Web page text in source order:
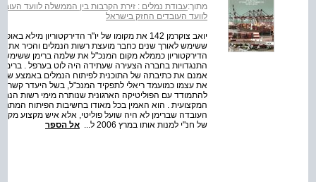
מתוך:עבודת נמלים : זירת הקרבות בין הממשלה לוועד
לוועד העובדים החזק בישראל
יואב צוקרמן 142 את מקומו של יו"ר
ששימש לאורך שנים כחבר מועצת רשות הנמלים והכיר את
הדירקטוריון כממלא מקום המנכ"ל את שלמה ברימן ששימש
התנגדויות בחברה הצעירה שעתידה היה לוט בערפל .
אמנם את כתיבתה של התוכנית לפיתוח הנמלים באמצע
את עצמו כמועמד ריאלי לתפקיד המנכ"ל, בשל היעדר
להתמודד עם הפוליטיקה הארגונית שנותרה מימי רשות
המקצועית . הוא האמין בכל מאודו בחשיבות הפיתוח
העובדה שברימן לא היה שועל פוליטי, אלא איש מקצוע
של חנ"י למנות אותו במרץ 2006 ל...
אל הספר